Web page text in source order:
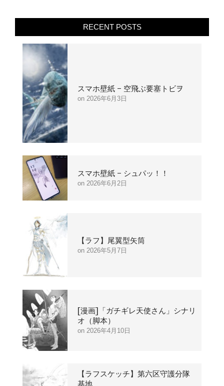
RECENT POSTS
スマホ壁紙 – 空飛ぶ要塞トビヲ
2026年6月3日
スマホ壁紙 – シュパッ！！
2026年6月2日
【ラフ】尾翼型矢筒
2026年5月7日
[漫画]「ガチギレ天使さん」シナリ
オ（脚本）
2026年4月10日
【ラフスケッチ】第六区守護分隊
基地